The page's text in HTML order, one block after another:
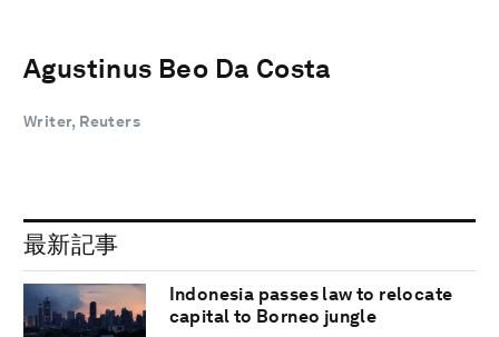
Agustinus Beo Da Costa
Writer, Reuters
最新記事
Indonesia passes law to relocate
capital to Borneo jungle